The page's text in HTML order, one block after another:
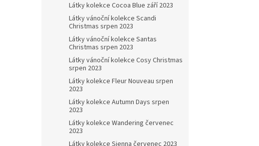
Látky kolekce Cocoa Blue září 2023
Látky vánoční kolekce Scandi
Christmas srpen 2023
Látky vánoční kolekce Santas
Christmas srpen 2023
Látky vánoční kolekce Cosy Christmas
srpen 2023
Látky kolekce Fleur Nouveau srpen
2023
Látky kolekce Autumn Days srpen
2023
Látky kolekce Wandering červenec
2023
Látky kolekce Sienna červenec 2023